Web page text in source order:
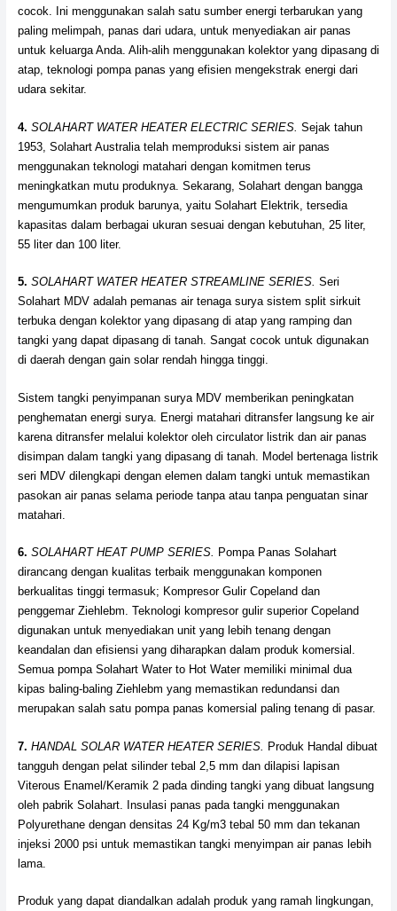
cocok. Ini menggunakan salah satu sumber energi terbarukan yang
paling melimpah, panas dari udara, untuk menyediakan air panas
untuk keluarga Anda. Alih-alih menggunakan kolektor yang dipasang di
atap, teknologi pompa panas yang efisien mengekstrak energi dari
udara sekitar.
4. SOLAHART WATER HEATER ELECTRIC SERIES. Sejak tahun
1953, Solahart Australia telah memproduksi sistem air panas
menggunakan teknologi matahari dengan komitmen terus
meningkatkan mutu produknya. Sekarang, Solahart dengan bangga
mengumumkan produk barunya, yaitu Solahart Elektrik, tersedia
kapasitas dalam berbagai ukuran sesuai dengan kebutuhan, 25 liter,
55 liter dan 100 liter.
5. SOLAHART WATER HEATER STREAMLINE SERIES. Seri
Solahart MDV adalah pemanas air tenaga surya sistem split sirkuit
terbuka dengan kolektor yang dipasang di atap yang ramping dan
tangki yang dapat dipasang di tanah. Sangat cocok untuk digunakan
di daerah dengan gain solar rendah hingga tinggi.
Sistem tangki penyimpanan surya MDV memberikan peningkatan
penghematan energi surya. Energi matahari ditransfer langsung ke air
karena ditransfer melalui kolektor oleh circulator listrik dan air panas
disimpan dalam tangki yang dipasang di tanah. Model bertenaga listrik
seri MDV dilengkapi dengan elemen dalam tangki untuk memastikan
pasokan air panas selama periode tanpa atau tanpa penguatan sinar
matahari.
6. SOLAHART HEAT PUMP SERIES. Pompa Panas Solahart
dirancang dengan kualitas terbaik menggunakan komponen
berkualitas tinggi termasuk; Kompresor Gulir Copeland dan
penggemar Ziehlebm. Teknologi kompresor gulir superior Copeland
digunakan untuk menyediakan unit yang lebih tenang dengan
keandalan dan efisiensi yang diharapkan dalam produk komersial.
Semua pompa Solahart Water to Hot Water memiliki minimal dua
kipas baling-baling Ziehlebm yang memastikan redundansi dan
merupakan salah satu pompa panas komersial paling tenang di pasar.
7. HANDAL SOLAR WATER HEATER SERIES. Produk Handal dibuat
tangguh dengan pelat silinder tebal 2,5 mm dan dilapisi lapisan
Viterous Enamel/Keramik 2 pada dinding tangki yang dibuat langsung
oleh pabrik Solahart. Insulasi panas pada tangki menggunakan
Polyurethane dengan densitas 24 Kg/m3 tebal 50 mm dan tekanan
injeksi 2000 psi untuk memastikan tangki menyimpan air panas lebih
lama.
Produk yang dapat diandalkan adalah produk yang ramah lingkungan,